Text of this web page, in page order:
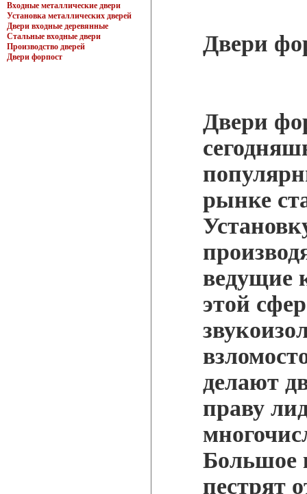
Входные металлические двери
Установка металлических дверей
Двери входные деревянные
Стальные входные двери
Производство дверей
Двери форпост
Двери
Двери
рынке
ведущие
этой
делают
праву
Большое
пестрят